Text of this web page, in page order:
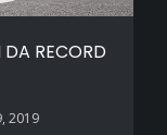
RECORD
2019